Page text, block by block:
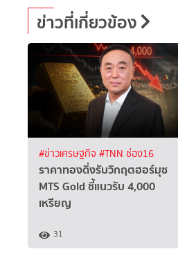
ข่าวที่เกี่ยวข้อง
#ข่าวเศรษฐกิจ #TNN ช่อง16
ราคาทองดิ่งรับวิกฤตฮอร์มุซ
MTS Gold ชี้แนวรับ 4,000
เหรียญ
31